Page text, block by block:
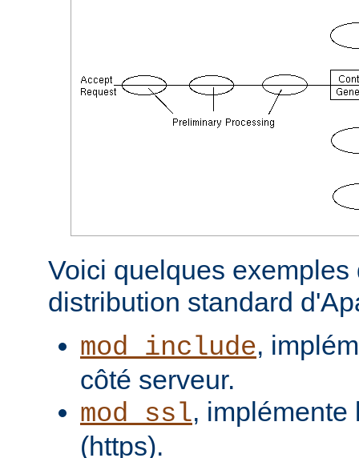
Voici quelques
distribution standard
mod_include,
côté serveur.
mod_ssl, implémente
(https).